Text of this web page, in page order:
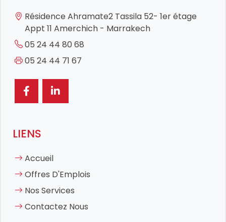
Résidence Ahramate2 Tassila 52- 1er étage
Appt 11 Amerchich - Marrakech
05 24 44 80 68
05 24 44 71 67
LIENS
Accueil
Offres D'Emplois
Nos Services
Contactez Nous